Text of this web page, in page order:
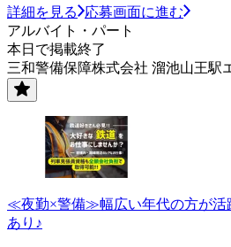
詳細を見る
応募画面に進む
アルバイト・パート
本日で掲載終了
三和警備保障株式会社 溜池山王駅
≪夜勤×警備≫幅広い年代の方が活
あり♪